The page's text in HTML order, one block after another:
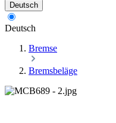
Deutsch
Deutsch
Bremse
Bremsbeläge